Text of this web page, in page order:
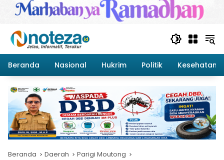
Beranda Nasional Hukrim Politik Kesehatan
Beranda Daerah Parigi Moutong